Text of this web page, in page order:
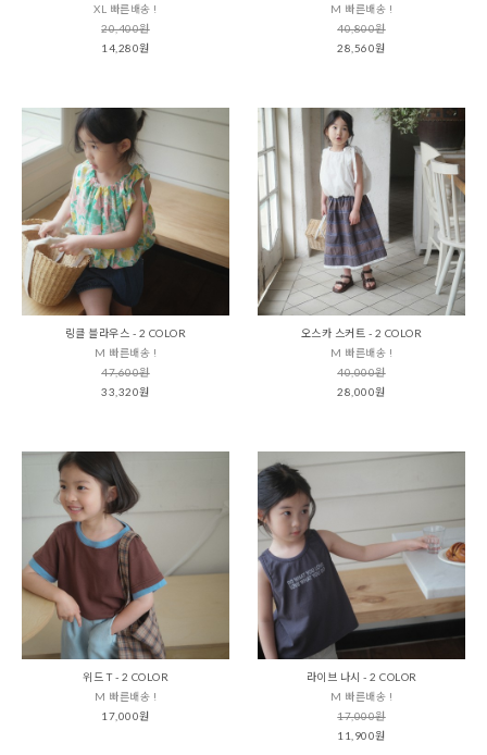
XL 빠른배송 !
20,400원
14,280원
M 빠른배송 !
40,800원
28,560원
링클 블라우스 - 2 COLOR
M 빠른배송 !
47,600원
33,320원
오스카 스커트 - 2 COLOR
M 빠른배송 !
40,000원
28,000원
위드 T - 2 COLOR
M 빠른배송 !
17,000원
라이브 나시 - 2 COLOR
M 빠른배송 !
17,000원
11,900원